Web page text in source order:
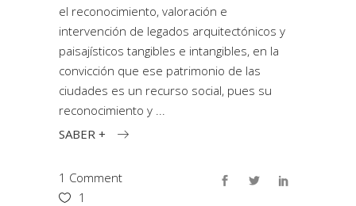
el reconocimiento, valoración e
intervención de legados arquitectónicos y
paisajísticos tangibles e intangibles, en la
convicción que ese patrimonio de las
ciudades es un recurso social, pues su
reconocimiento y
SABER +
1 Comment
1